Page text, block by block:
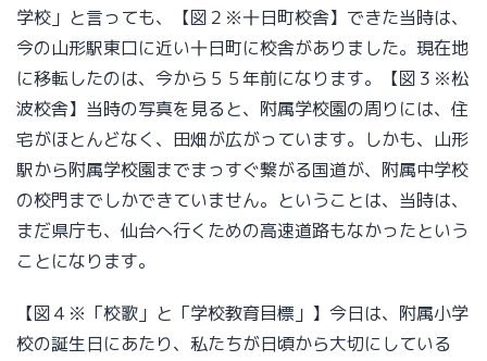
学校」と言っても、【図２※十日町校舎】できた当時は、
今の山形駅東口に近い十日町に校舎がありました。現在地
に移転したのは、今から５５年前になります。【図３※松
波校舎】当時の写真を見ると、附属学校園の周りには、住
宅がほとんどなく、田畑が広がっています。しかも、山形
駅から附属学校園までまっすぐ繋がる国道が、附属中学校
の校門までしかできていません。ということは、当時は、
まだ県庁も、仙台へ行くための高速道路もなかったという
ことになります。
【図４※「校歌」と「学校教育目標」】今日は、附属小学
校の誕生日にあたり、私たちが日頃から大切にしている